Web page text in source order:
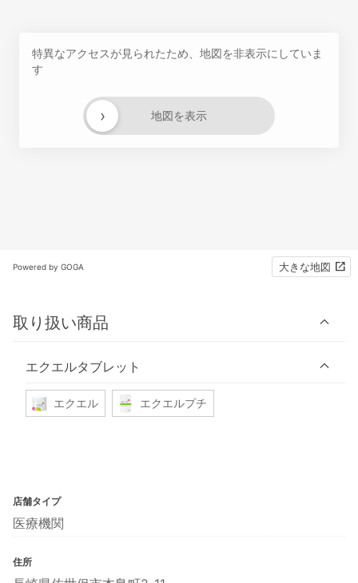
特異なアクセスが見られたため、地図を非表示にしていま
す
地図を表示
›
Powered by GOGA 大きな地図
取り扱い商品
エクエルタブレット
エクエル エクエルプチ
店舗タイプ
医療機関
住所